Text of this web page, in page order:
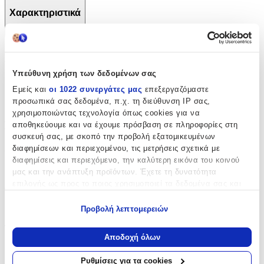
Υπεύθυνη χρήση των δεδομένων σας
Εμείς και οι 1022 συνεργάτες μας επεξεργαζόμαστε
προσωπικά σας δεδομένα, π.χ. τη διεύθυνση IP σας,
χρησιμοποιώντας τεχνολογία όπως cookies για να
αποθηκεύουμε και να έχουμε πρόσβαση σε πληροφορίες στη
συσκευή σας, με σκοπό την προβολή εξατομικευμένων
διαφημίσεων και περιεχομένου, τις μετρήσεις σχετικά με
διαφημίσεις και περιεχόμενο, την καλύτερη εικόνα του κοινού
μας και την ανάπτυξη προϊόντων. Έχετε τη δυνατότητα
Να συλλέξουμε πληροφορίες σχετικά με τη γεωγραφική
σας τοποθεσία, οι οποίες μπορεί να είναι ακριβείς σε
απόσταση μερικών μέτρων
Προβολή λεπτομερειών
Αποδοχή όλων
Ρυθμίσεις για τα cookies
Χαρακτηριστικά
Χαρακτηριστικά
Back Me Up
Βασικά Χαρακτηριστικά
Χρώμα:
Πολύχρωμο
Φύλο:
Τύπος:
Τρόλεϊ